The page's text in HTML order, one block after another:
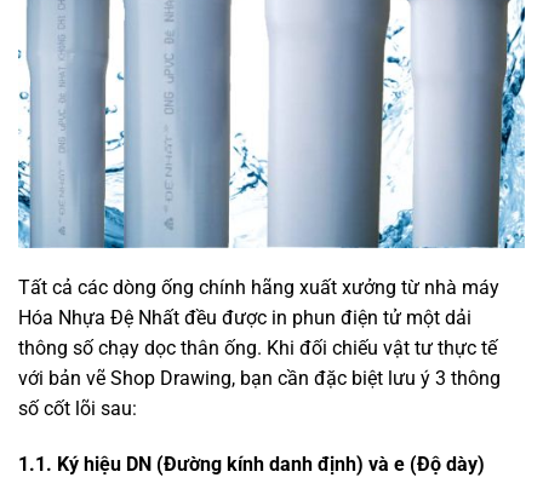
Tất cả các dòng ống chính hãng xuất xưởng từ nhà máy
Hóa Nhựa Đệ Nhất đều được in phun điện tử một dải
thông số chạy dọc thân ống. Khi đối chiếu vật tư thực tế
với bản vẽ Shop Drawing, bạn cần đặc biệt lưu ý 3 thông
số cốt lõi sau:
1.1. Ký hiệu DN (Đường kính danh định) và e (Độ dày)